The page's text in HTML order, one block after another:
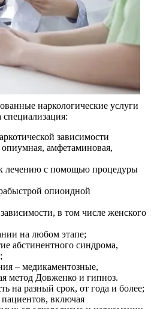
наркологические услуги
зависимости
опиумная, амфетаминовая,
лечению с помощью процедуры
опиоидной
в том числе женского
на любом этапе;
абстинентного синдрома,
– медикаментозные,
метод Довженко и гипноз.
на разный срок, от года и более;
включая